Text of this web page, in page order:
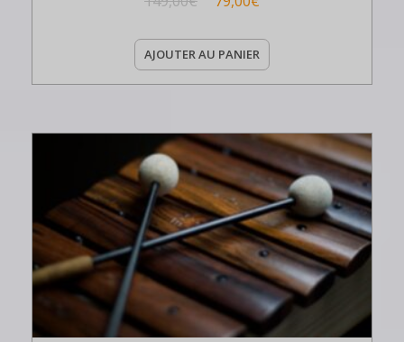
AJOUTER AU PANIER